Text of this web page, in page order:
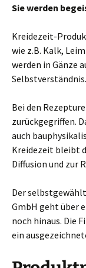
Sie werden
Kreidezeit-
wie z.B. Kalk,
werden in Gänze
Selbstverständnis.
Bei den
zurückgegriffen.
auch
Kreidezeit bleibt
Diffusion und zur
Der
GmbH geht über
noch hinaus. Die
ein